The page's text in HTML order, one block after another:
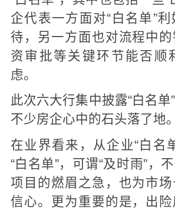
企代表一方面对“白名单”
待，另一方面也对流程中
资审批等关键环节能否顺
虑。
此次六大行集中披露“白名单
不少房企心中的石头落了地。
在业界看来，从企业“白名
“白名单”，可谓“及时雨”，
项目的燃眉之急，也为市
信心。更为重要的是，出